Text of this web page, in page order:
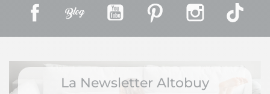
OUREA -
Facebook YouTube Pinterest Instagram
La Newsletter Altobuy